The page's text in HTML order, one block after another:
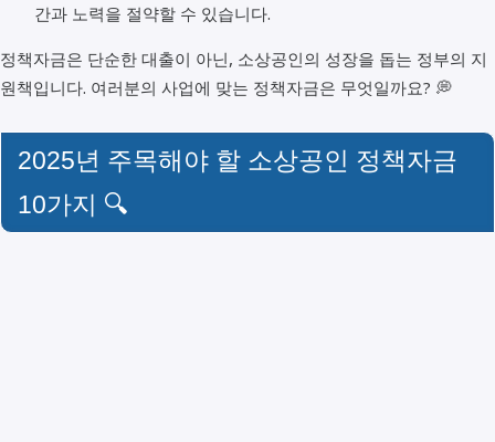
간과 노력을 절약할 수 있습니다.
정책자금은 단순한 대출이 아닌, 소상공인의 성장을 돕는 정부의 지
원책입니다. 여러분의 사업에 맞는 정책자금은 무엇일까요? 💭
2025년 주목해야 할 소상공인 정책자금
10가지 🔍